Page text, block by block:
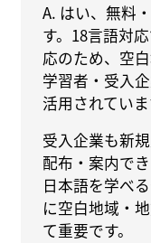
A. はい、無料
す。18言語対
応のため、空
学習者・受入
活用されていま
受入企業も新
配布・案内で
日本語を学べ
に空白地域・
て重要です。